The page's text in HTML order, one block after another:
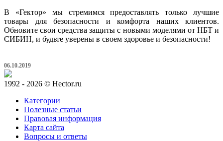
В «Гектор» мы стремимся предоставлять только лучшие
товары для безопасности и комфорта наших клиентов.
Обновите свои средства защиты с новыми моделями от НБТ и
СИБИН, и будьте уверены в своем здоровье и безопасности!
06.10.2019
1992 - 2026 © Hector.ru
Категории
Полезные статьи
Правовая информация
Карта сайта
Вопросы и ответы